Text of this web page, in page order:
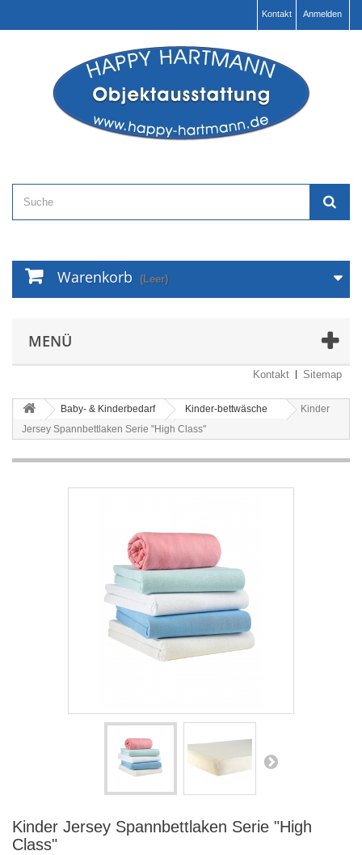
Anmelden
Kontakt
Warenkorb (Leer)
MENÜ
Kontakt Sitemap
Baby- & Kinderbedarf Kinder-bettwäsche
Kinder
Jersey Spannbettlaken Serie "High Class"
Kinder Jersey Spannbettlaken Serie "High
Class"